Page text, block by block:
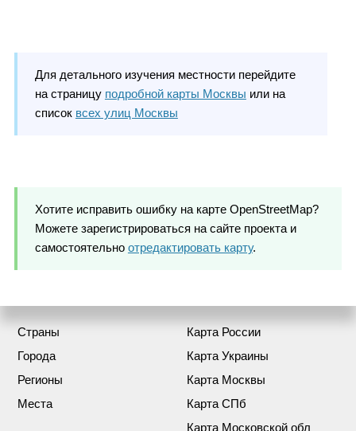
Для детального изучения местности перейдите
на страницу подробной карты Москвы или на
список всех улиц Москвы
Хотите исправить ошибку на карте OpenStreetMap?
Можете зарегистрироваться на сайте проекта и
самостоятельно отредактировать карту.
Страны
Города
Регионы
Места
Карта России
Карта Украины
Карта Москвы
Карта СПб
Карта Московской обл